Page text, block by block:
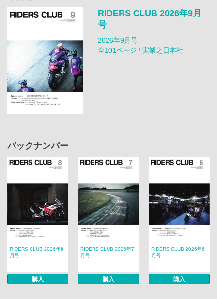
RIDERS CLUB 2026年9月
号
2026年9月号
全101ページ / 実業之日本社
バックナンバー
RIDERS CLUB 2026年8
月号
購入
RIDERS CLUB 2026年7
月号
購入
RIDERS CLUB 2026年6
月号
購入